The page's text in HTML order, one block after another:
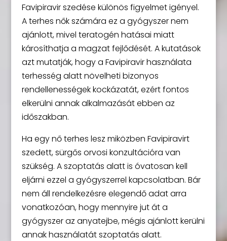
Favipiravir szedése különös figyelmet igényel.
A terhes nők számára ez a gyógyszer nem
ajánlott, mivel teratogén hatásai miatt
károsíthatja a magzat fejlődését. A kutatások
azt mutatják, hogy a Favipiravir használata
terhesség alatt növelheti bizonyos
rendellenességek kockázatát, ezért fontos
elkerülni annak alkalmazását ebben az
időszakban.
Ha egy nő terhes lesz miközben Favipiravirt
szedett, sürgős orvosi konzultációra van
szükség. A szoptatás alatt is óvatosan kell
eljárni ezzel a gyógyszerrel kapcsolatban. Bár
nem áll rendelkezésre elegendő adat arra
vonatkozóan, hogy mennyire jut át a
gyógyszer az anyatejbe, mégis ajánlott kerülni
annak használatát szoptatás alatt.